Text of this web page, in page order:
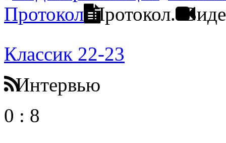
Протокол Протокол.
Классик 22-23
Интервью
0 : 8